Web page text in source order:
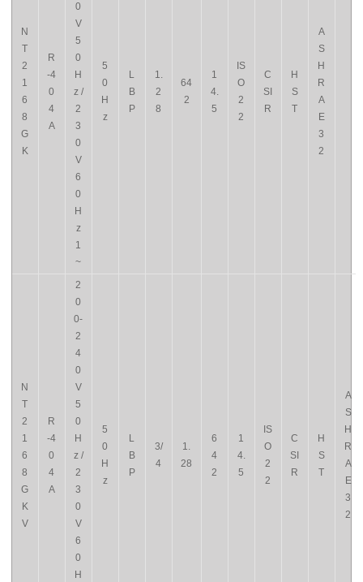
N
T
2
1
6
8
G
K
R
-4
0
4
A
0
V
5
0
H
z /
2
3
0
V
6
0
H
z
1
~
5
0
H
z
L
B
P
1.
2
8
64
2
1
4.
5
IS
O
2
2
C
SI
R
H
S
T
A
S
H
R
A
E
3
2
N
T
2
1
6
8
G
K
V
R
-4
0
4
A
2
0
0-
2
4
0
V
5
0
H
z /
2
3
0
V
6
0
H
5
0
H
z
L
B
P
3/
4
1.
28
6
4
2
1
4.
5
IS
O
2
2
C
SI
R
H
S
T
A
S
H
R
A
E
3
2